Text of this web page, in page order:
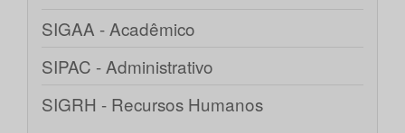
SIGAA - Acadêmico
SIPAC - Administrativo
SIGRH - Recursos Humanos